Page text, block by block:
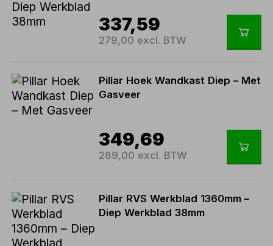
337,59
279,00 excl. BTW
Pillar Hoek Wandkast Diep – Met
Gasveer
349,69
289,00 excl. BTW
Pillar RVS Werkblad 1360mm –
Diep Werkblad 38mm